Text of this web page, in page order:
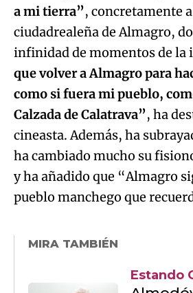
a mi tierra”, concretamente
ciudadrealeña de Almagro,
infinidad de momentos de la
que volver a Almagro para
como si fuera mi pueblo,
Calzada de Calatrava”, ha
cineasta. Además, ha
ha cambiado mucho su
y ha añadido que “Almagro
pueblo manchego que
MIRA TAMBIÉN
Estando